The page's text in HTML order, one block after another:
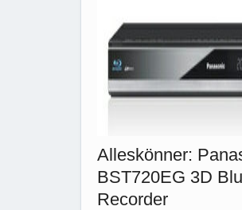
Alleskönner:
BST720EG 3D
Recorder